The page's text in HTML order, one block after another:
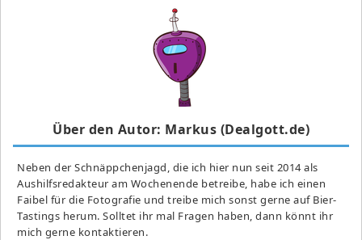
Über den Autor: Markus (Dealgott.de)
Neben der Schnäppchenjagd, die ich hier nun seit 2014 als
Aushilfsredakteur am Wochenende betreibe, habe ich einen
Faibel für die Fotografie und treibe mich sonst gerne auf Bier-
Tastings herum. Solltet ihr mal Fragen haben, dann könnt ihr
mich gerne kontaktieren.